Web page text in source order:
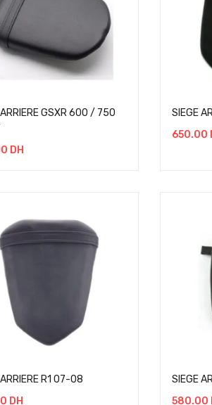
GSXR 600 / 750
DH
SIEGE
650.00
R1 07-08
DH
SIEGE
580.00